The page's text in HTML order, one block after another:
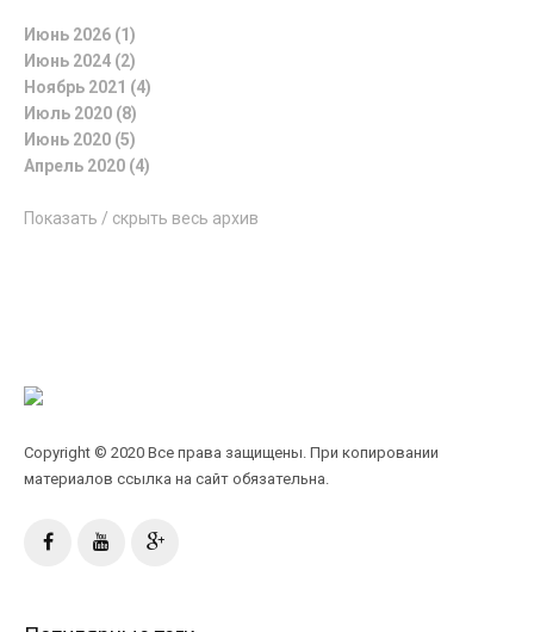
Июнь 2026 (1)
Июнь 2024 (2)
Ноябрь 2021 (4)
Июль 2020 (8)
Июнь 2020 (5)
Апрель 2020 (4)
Показать / скрыть весь архив
Copyright © 2020 Все права защищены. При копировании
материалов ссылка на сайт обязательна.